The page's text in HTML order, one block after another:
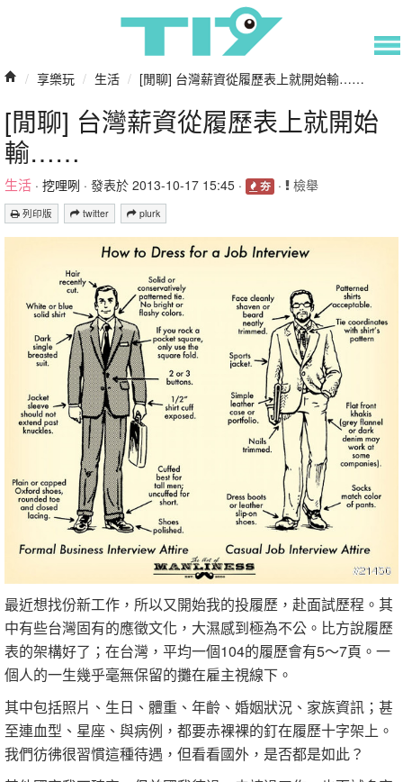
/ 享樂玩 / 生活 / [閒聊] 台灣薪資從履歷表上就開始輸……
[閒聊] 台灣薪資從履歷表上就開始
輸……
生活 · 挖哩咧 · 發表於 2013-10-17 15:45 · 夯 · 檢舉
列印版 twitter plurk
最近想找份新工作，所以又開始我的投履歷，赴面試歷程。其
中有些台灣固有的應徵文化，大濕感到極為不公。比方說履歷
表的架構好了；在台灣，平均一個104的履歷會有5～7頁。一
個人的一生幾乎毫無保留的攤在雇主視線下。
其中包括照片、生日、體重、年齡、婚姻狀況、家族資訊；甚
至連血型、星座、與病例，都要赤裸裸的釘在履歷十字架上。
我們彷彿很習慣這種待遇，但看看國外，是否都是如此？